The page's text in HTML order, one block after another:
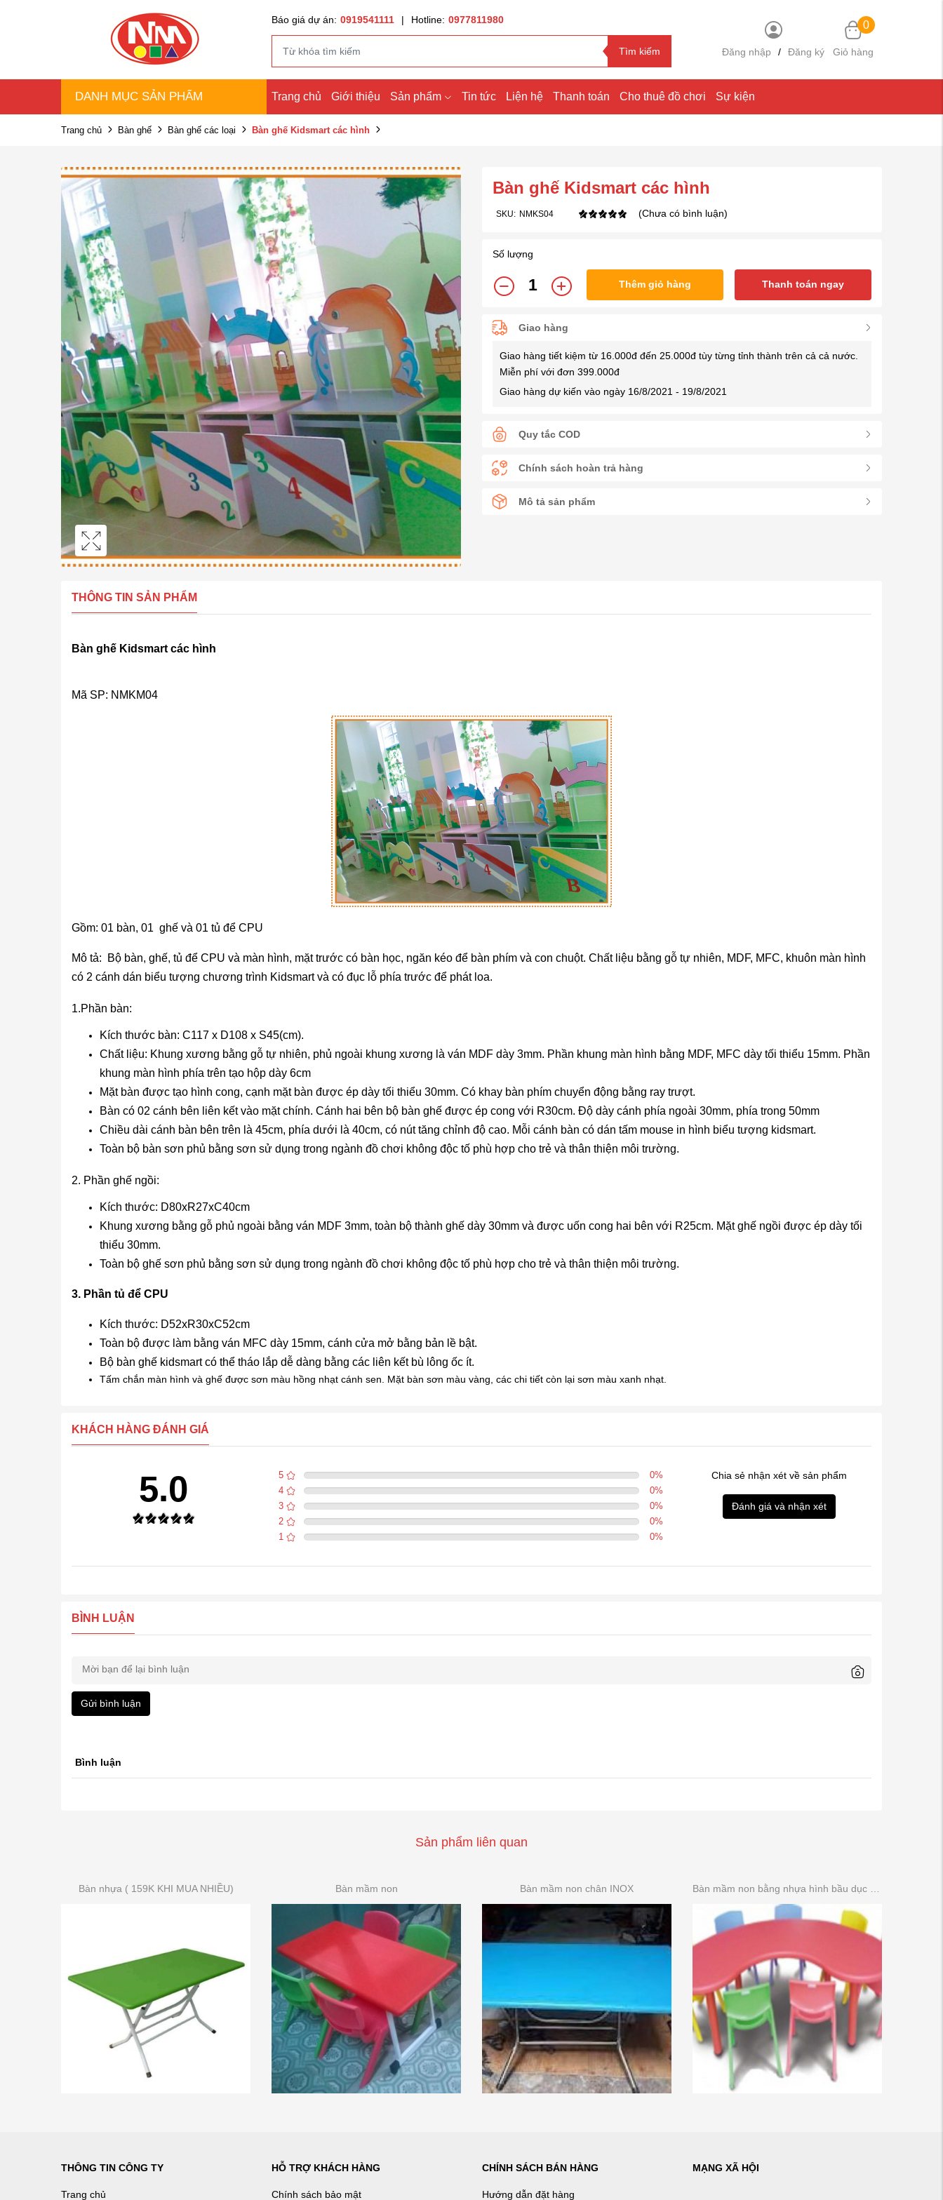
Báo giá dự án: 0919541111 | Hotline: 0977811980
Tìm kiếm Đăng nhập / Đăng ký
0
Giỏ hàng
DANH MỤC SẢN PHẨM Trang chủ Giới thiệu Sản phẩm Tin tức Liện hệ Thanh toán Cho thuê đồ chơi Sự kiện
Trang chủ Bàn ghế Bàn ghế các loại Bàn ghế Kidsmart các hình
Bàn ghế Kidsmart các hình
SKU: NMKS04 (Chưa có bình luận)
Số lượng
Thêm giỏ hàng Thanh toán ngay
Giao hàng
Giao hàng tiết kiệm từ 16.000đ đến 25.000đ tùy từng tỉnh thành trên cả cả nước.
Miễn phí với đơn 399.000đ
Giao hàng dự kiến vào ngày 16/8/2021 - 19/8/2021
Quy tắc COD
Chính sách hoàn trả hàng
Mô tả sản phẩm
THÔNG TIN SẢN PHẨM
Bàn ghế Kidsmart các hình
Mã SP: NMKM04
Gồm: 01 bàn, 01 ghế và 01 tủ để CPU
Mô tả: Bộ bàn, ghế, tủ để CPU và màn hình, mặt trước có bàn học, ngăn kéo để bàn phím và con chuột. Chất liệu bằng gỗ tự nhiên, MDF, MFC, khuôn màn hình
có 2 cánh dán biểu tượng chương trình Kidsmart và có đục lỗ phía trước để phát loa.
1.Phần bàn:
Kích thước bàn: C117 x D108 x S45(cm).
Chất liệu: Khung xương bằng gỗ tự nhiên, phủ ngoài khung xương là ván MDF dày 3mm. Phần khung màn hình bằng MDF, MFC dày tối thiểu 15mm. Phần
khung màn hình phía trên tạo hộp dày 6cm
Mặt bàn được tạo hình cong, cạnh mặt bàn được ép dày tối thiểu 30mm. Có khay bàn phím chuyển động bằng ray trượt.
Bàn có 02 cánh bên liên kết vào mặt chính. Cánh hai bên bộ bàn ghế được ép cong với R30cm. Độ dày cánh phía ngoài 30mm, phía trong 50mm
Chiều dài cánh bàn bên trên là 45cm, phía dưới là 40cm, có nút tăng chỉnh độ cao. Mỗi cánh bàn có dán tấm mouse in hình biểu tượng kidsmart.
Toàn bộ bàn sơn phủ bằng sơn sử dụng trong ngành đồ chơi không độc tố phù hợp cho trẻ và thân thiện môi trường.
2. Phần ghế ngồi:
Kích thước: D80xR27xC40cm
Khung xương bằng gỗ phủ ngoài bằng ván MDF 3mm, toàn bộ thành ghế dày 30mm và được uốn cong hai bên với R25cm. Mặt ghế ngồi được ép dày tối
thiểu 30mm.
Toàn bộ ghế sơn phủ bằng sơn sử dụng trong ngành đồ chơi không độc tố phù hợp cho trẻ và thân thiện môi trường.
3. Phần tủ để CPU
Kích thước: D52xR30xC52cm
Toàn bộ được làm bằng ván MFC dày 15mm, cánh cửa mở bằng bản lề bật.
Bộ bàn ghế kidsmart có thể tháo lắp dễ dàng bằng các liên kết bù lông ốc ít.
Tấm chắn màn hình và ghế được sơn màu hồng nhạt cánh sen. Mặt bàn sơn màu vàng, các chi tiết còn lại sơn màu xanh nhạt.
KHÁCH HÀNG ĐÁNH GIÁ
5.0 5 0%
4
0%
3
0%
2
0%
1
0%
Chia sẻ nhận xét về sản phẩm
Đánh giá và nhận xét
BÌNH LUẬN
Gửi bình luận
Bình luận
Sản phẩm liên quan
Bàn nhựa ( 159K KHI MUA NHIỀU) Bàn mầm non Bàn mầm non chân INOX
THÔNG TIN CÔNG TY
Trang chủ
HỖ TRỢ KHÁCH HÀNG
Chính sách bảo mật
CHÍNH SÁCH BÁN HÀNG
Hướng dẫn đặt hàng
MẠNG XÃ HỘI